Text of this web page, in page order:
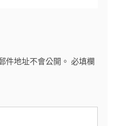
件地址不會公開。 必填欄